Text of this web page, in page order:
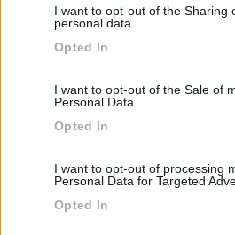
not limited to your visit or usage
grant or deny consent to Google
use your data for below specified
I want to opt-out of the Sharing
personal data.
Opted In
I want to opt-out of the Sale of
Personal Data.
Opted In
I want to opt-out of processing
Personal Data for Targeted
Opted In
tranquillo, di fronte alla
scogliere e alla discesa in
in anticipo l'ingresso: 2500
Accessibilità Caratteristiche
Splendido, silenziosissimo